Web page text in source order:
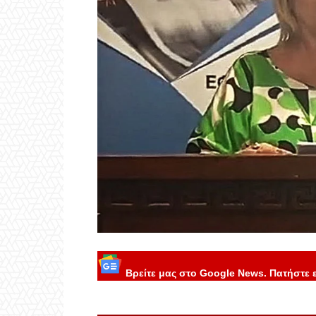
Βρείτε μας στο Google News. Πατήστε